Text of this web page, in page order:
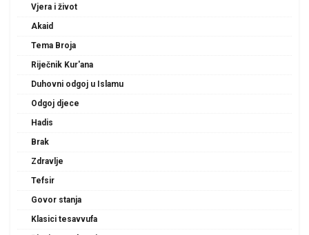
Vjera i život
Akaid
Tema Broja
Riječnik Kur'ana
Duhovni odgoj u Islamu
Odgoj djece
Hadis
Brak
Zdravlje
Tefsir
Govor stanja
Klasici tesavvufa